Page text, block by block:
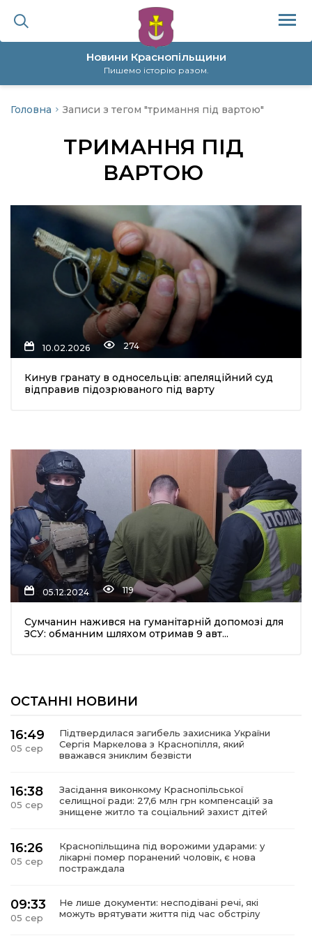
Новини Краснопільщини
Пишемо історію разом.
політика
Головна Записи з тегом "тримання під вартою"
ТРИМАННЯ ПІД
ВАРТОЮ
10.02.2026 274
Кинув гранату в односельців: апеляційний суд
відправив підозрюваного під варту
05.12.2024 119
Сумчанин нажився на гуманітарній допомозі для
ЗСУ: обманним шляхом отримав 9 авт...
ОСТАННІ НОВИНИ
16:49
05 сер
Підтвердилася загибель захисника України
Сергія Маркелова з Краснопілля, який
вважався зниклим безвісти
16:38
05 сер
Засідання виконкому Краснопільської
селищної ради: 27,6 млн грн компенсацій за
знищене житло та соціальний захист дітей
16:26
05 сер
Краснопільщина під ворожими ударами: у
лікарні помер поранений чоловік, є нова
постраждала
09:33
05 сер
Не лише документи: несподівані речі, які
можуть врятувати життя під час обстрілу